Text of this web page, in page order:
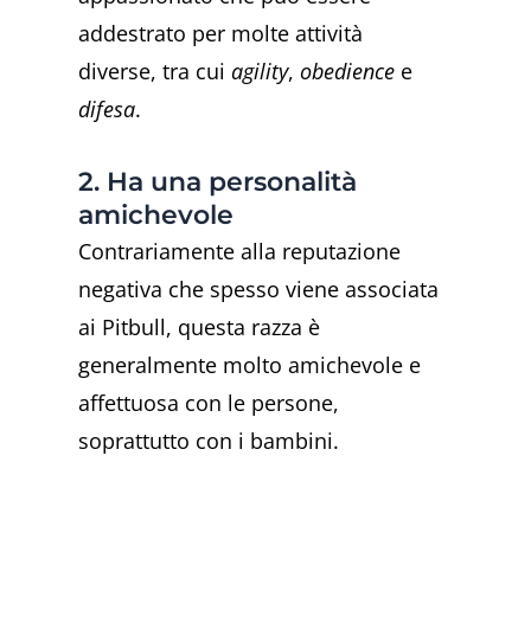
addestrato per molte attività
diverse, tra cuiagility,obedience e
difesa.
2. Ha una personalità
amichevole
Contrariamente alla reputazione
negativa che spesso viene associata
ai Pitbull, questa razza è
generalmente molto amichevole e
affettuosa con le persone,
soprattutto con i bambini.